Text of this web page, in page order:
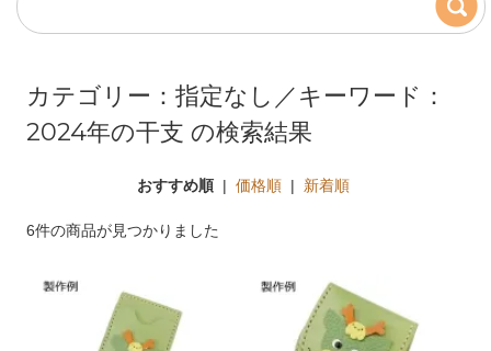
カテゴリー：指定なし／キーワード：
2024年の干支 の検索結果
おすすめ順| 価格順| 新着順
6件の商品が見つかりました